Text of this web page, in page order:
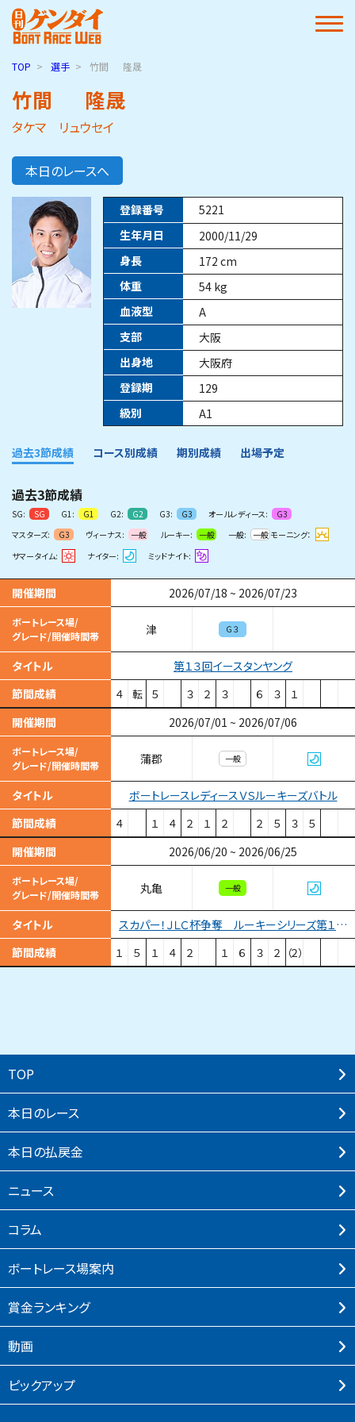
TOP 選手 竹間 隆晟
竹間 隆晟
タケマ リュウセイ
本日のレースへ
登録番号
5221
生年月日
2000/11/29
身長
172 cm
体重
54 kg
血液型
A
支部
大阪
出身地
大阪府
登録期
129
級別
A1
過去3節成績 コース別成績 期別成績 出場予定
過去3節成績
SG: SG G1: G1 G2: G2 G3: G3 オールレディース:
G3
マスターズ:
G3 ヴィーナス: 一般 ルーキー: 一般 一般: 一般 モーニング：
サマータイム:
ナイター: ミッドナイト:
開催期間 2026/07/18 ~ 2026/07/23
ボートレース場/
グレード/開催時間帯
津 Ｇ３
タイトル
第１３回イースタンヤング
節間成績
４ 転 ５ ３ ２ ３ ６ ３ １
開催期間 2026/07/01 ~ 2026/07/06
ボートレース場/
グレード/開催時間帯
蒲郡 一般
タイトル
ボートレースレディースＶＳルーキーズバトル
節間成績
４ １ ４ ２ １ ２ ２ ５ ３ ５
開催期間 2026/06/20 ~ 2026/06/25
ボートレース場/
グレード/開催時間帯
丸亀 一般
タイトル
スカパー！ＪＬＣ杯争奪 ルーキーシリーズ第１４戦
節間成績
１ ５ １ ４ ２ １ ６ ３ ２ （２）
TOP
本⽇のレース
本⽇の払戻⾦
ニュース
コラム
ボートレース場案内
賞⾦ランキング
動画
ピックアップ